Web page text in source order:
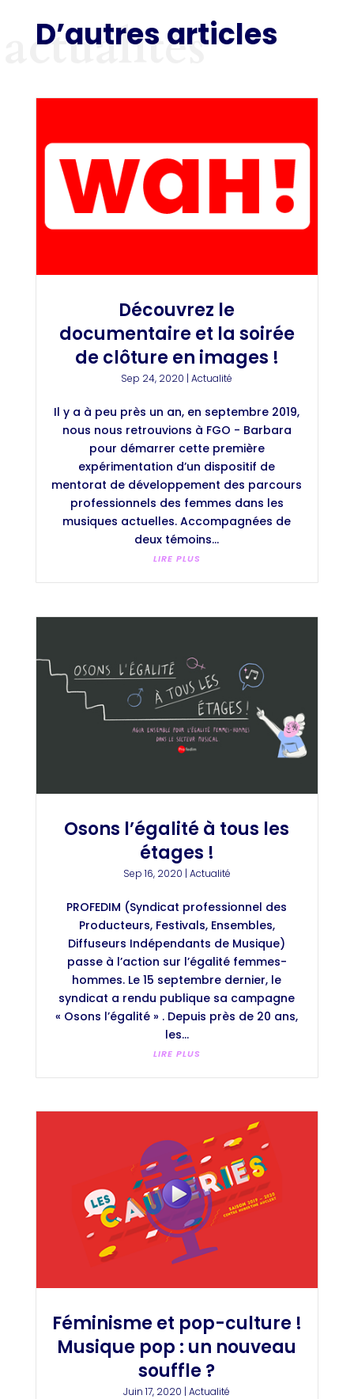
D’autres articles
actualités
Découvrez le
documentaire et la soirée
de clôture en images !
Sep 24, 2020 |Actualité
Il y a à peu près un an, en septembre 2019,
nous nous retrouvions à FGO - Barbara
pour démarrer cette première
expérimentation d’un dispositif de
mentorat de développement des parcours
professionnels des femmes dans les
musiques actuelles. Accompagnées de
deux témoins...
LIRE PLUS
Osons l’égalité à tous les
étages !
Sep 16, 2020 | Actualité
PROFEDIM (Syndicat professionnel des
Producteurs, Festivals, Ensembles,
Diffuseurs Indépendants de Musique)
passe à l’action sur l’égalité femmes-
hommes. Le 15 septembre dernier, le
syndicat a rendu publique sa campagne
« Osons l’égalité » . Depuis près de 20 ans,
les...
LIRE PLUS
Féminisme et pop-culture !
Musique pop : un nouveau
souffle ?
Juin 17, 2020 |Actualité